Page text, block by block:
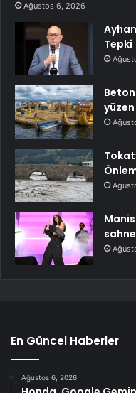
Ağustos 6, 2026
Tepki
En Güncel Haberler
Ağustos 6, 2026